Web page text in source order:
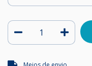
Entregas para o CEP: